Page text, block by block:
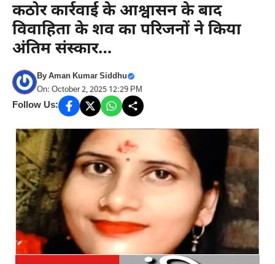
कठोर कार्रवाई के आश्वासन के बाद
विवाहिता के शव का परिजनों ने किया
अंतिम संस्कार…
ByAman Kumar Siddhu
On: October 2, 2025 12:29 PM
Follow Us: